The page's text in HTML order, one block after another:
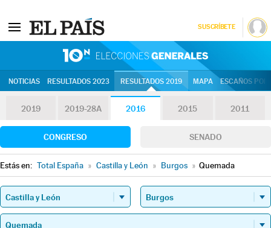
SUSCRÍBETE
NOTICIAS RESULTADOS 2023 RESULTADOS 2019 MAPA ESCAÑOS
2019 2019-28A 2016 2015 2011
CONGRESO SENADO
Estás en: Total España » Castilla y León » Burgos » Quemada